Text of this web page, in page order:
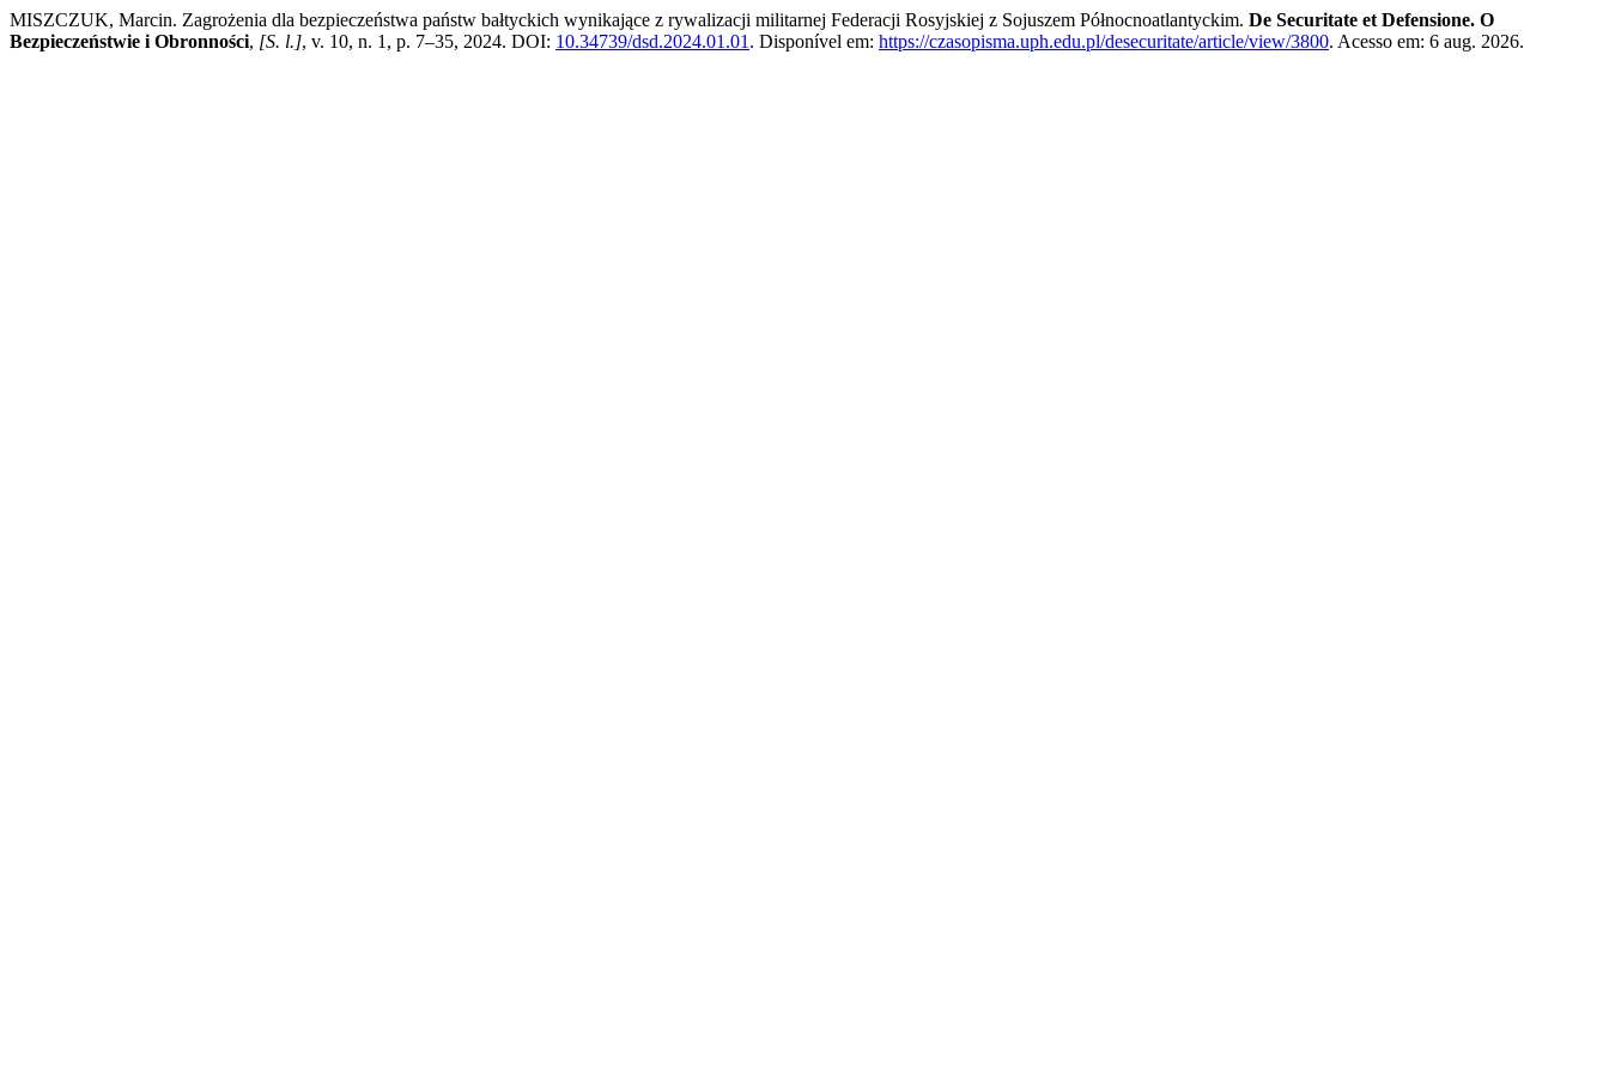
MISZCZUK, Marcin. Zagrożenia dla bezpieczeństwa państw bałtyckich wynikające z rywalizacji militarnej Federacji Rosyjskiej z Sojuszem Północnoatlantyckim. De Securitate et Defensione. O
Bezpieczeństwie i Obronności, [S. l.], v. 10, n. 1, p. 7–35, 2024. DOI: 10.34739/dsd.2024.01.01 . Disponível em: https://czasopisma.uph.edu.pl/desecuritate/article/view/3800. Acesso em: 6 aug. 2026.